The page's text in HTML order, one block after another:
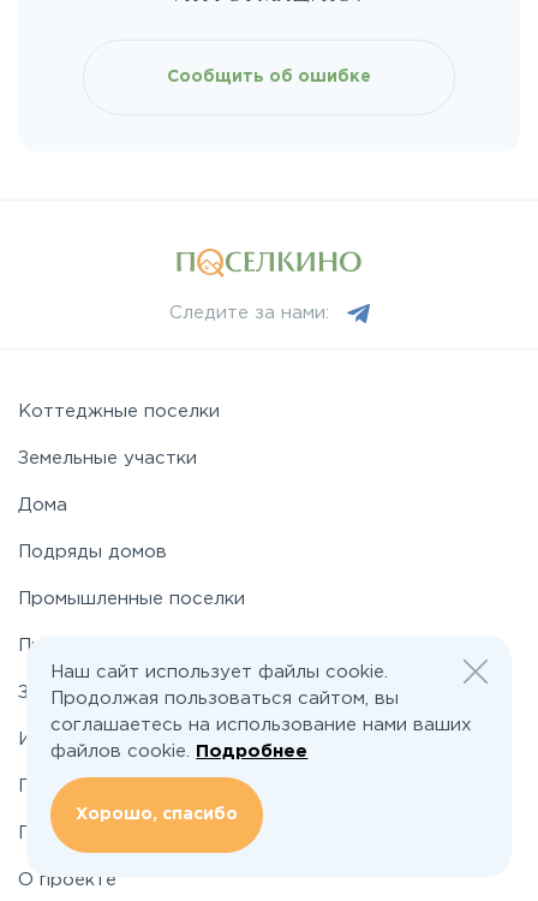
Новорижское
Носовихинское
Рогачёвское
Симферопольское
Сообщить об ошибке
Следите за нами:
Коттеджные поселки
Земельные участки
Дома
Подряды домов
Промышленные поселки
Промышленные участки
Застройщикам
Инвесторам
По шоссе
По районам
О проекте
Наш сайт использует файлы cookie.
Продолжая пользоваться сайтом, вы
соглашаетесь на использование нами ваших
файлов cookie.
Подробнее
Хорошо, спасибо